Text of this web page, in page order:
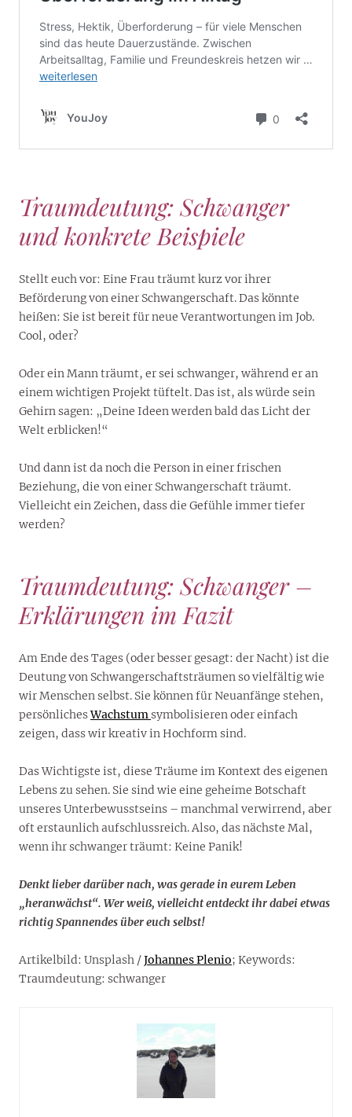
Traumdeutung: Schwanger
und konkrete Beispiele
Stellt euch vor: Eine Frau träumt kurz vor ihrer
Beförderung von einer Schwangerschaft. Das könnte
heißen: Sie ist bereit für neue Verantwortungen im Job.
Cool, oder?
Oder ein Mann träumt, er sei schwanger, während er an
einem wichtigen Projekt tüftelt. Das ist, als würde sein
Gehirn sagen: „Deine Ideen werden bald das Licht der
Welt erblicken!“
Und dann ist da noch die Person in einer frischen
Beziehung, die von einer Schwangerschaft träumt.
Vielleicht ein Zeichen, dass die Gefühle immer tiefer
werden?
Traumdeutung: Schwanger –
Erklärungen im Fazit
Am Ende des Tages (oder besser gesagt: der Nacht) ist die
Deutung von Schwangerschaftsträumen so vielfältig wie
wir Menschen selbst. Sie können für Neuanfänge stehen,
persönlichesWachstumsymbolisieren oder einfach
zeigen, dass wir kreativ in Hochform sind.
Das Wichtigste ist, diese Träume im Kontext des eigenen
Lebens zu sehen. Sie sind wie eine geheime Botschaft
unseres Unterbewusstseins – manchmal verwirrend, aber
oft erstaunlich aufschlussreich. Also, das nächste Mal,
wenn ihr schwanger träumt: Keine Panik!
Denkt lieber darüber nach, was gerade in eurem Leben
„heranwächst“. Wer weiß, vielleicht entdeckt ihr dabei etwas
richtig Spannendes über euch selbst!
Artikelbild: Unsplash /Johannes Plenio; Keywords:
Traumdeutung: schwanger